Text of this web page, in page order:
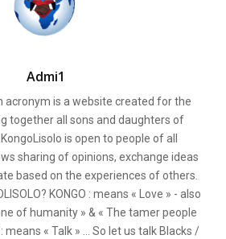
Admi1
acronym is a website created for the
together all sons and daughters of
is open to people of all
sharing of opinions, exchange ideas
based on the experiences of others.
KONGO : means « Love » - also
of humanity » & « The tamer people
means « Talk » ... So let us talk Blacks /